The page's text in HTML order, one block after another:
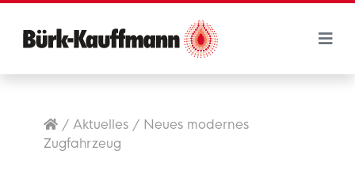
/Aktuelles / Neues modernes
Zugfahrzeug